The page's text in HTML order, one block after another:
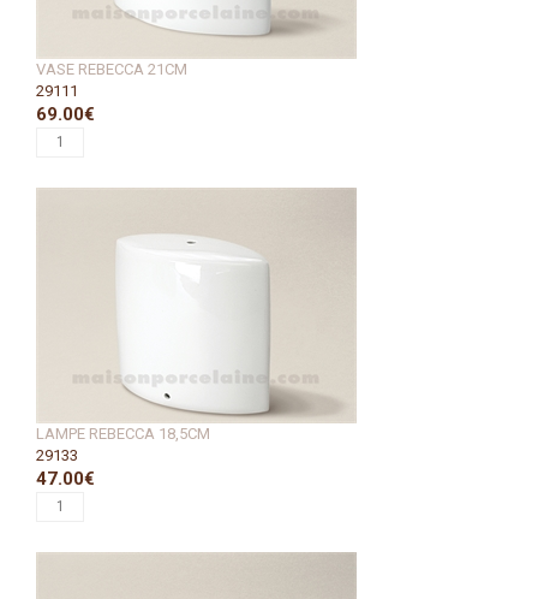
VASE REBECCA 21CM
29111
69.00€
LAMPE REBECCA 18,5CM
29133
47.00€